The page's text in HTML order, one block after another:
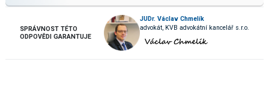
SPRÁVNOST TÉTO
ODPOVĚDI GARANTUJE
JUDr. Václav Chmelík
advokát, KVB advokátní kancelář s.r.o.